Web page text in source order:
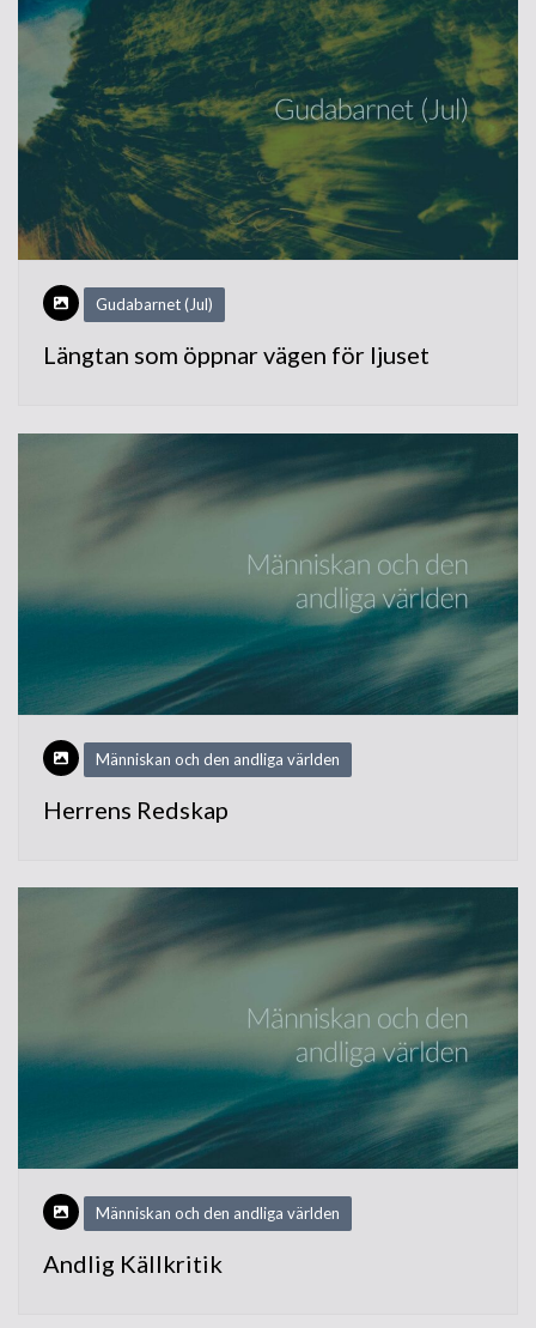
Gudabarnet (Jul)
Längtan som öppnar vägen för ljuset
Människan och den andliga världen
Herrens Redskap
Människan och den andliga världen
Andlig Källkritik